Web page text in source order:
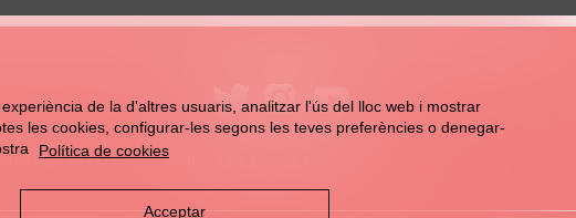
de cookies Política de xarxes socials
de la d'altres usuaris, analitzar l'ús del lloc web i mostrar
les cookies, configurar-les segons les teves preferències o denegar-
Política de cookies
Acceptar